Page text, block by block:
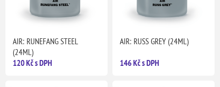
AIR: RUNEFANG STEEL
(24ML)
120 Kč s DPH
AIR: RUSS GREY (24ML)
146 Kč s DPH